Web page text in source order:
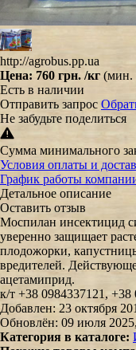
http://agrobus.pp.ua
Цена: 760 грн. /кг (мин.
Есть в наличии
Отправить запрос
Не забудьте поделиться
Сумма минимального
Условия оплаты и
График работы
Детальное описание
Оставить отзыв
Моспилан инсектицид
уверенно защищает
плодожорки,
вредителей.
ацетамиприд.
к/т +38 0984337121, +38
Добавлен: 23 октября
Обновлён: 09 июля
Категория в каталоге: